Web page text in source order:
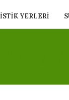
YERLERI